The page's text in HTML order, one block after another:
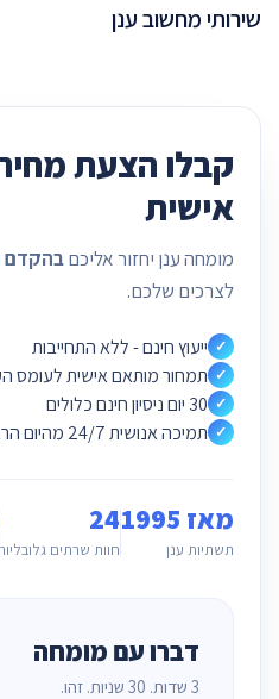
שירותי מחשוב ענן
קבלו הצעת
אישית
מומחה ענן יחזור אליכםבהקדם
לצרכים שלכם.
✓ ייעוץ חינם - ללא התחייבות
✓ תמחור מותאם אישית לעומס
✓ 30 יום ניסיון חינם כלולים
✓ תמיכה אנושית 24/7 מהיום הראשון
מאז 1995
תשתיות ענן
24
חוות שרתים
דברו עם מומחה
3 שדות. 30 שניות. זהו.